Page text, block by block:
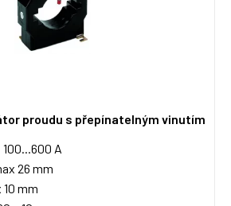
proudu s přepínatelným vinutím
A
26 mm
mm